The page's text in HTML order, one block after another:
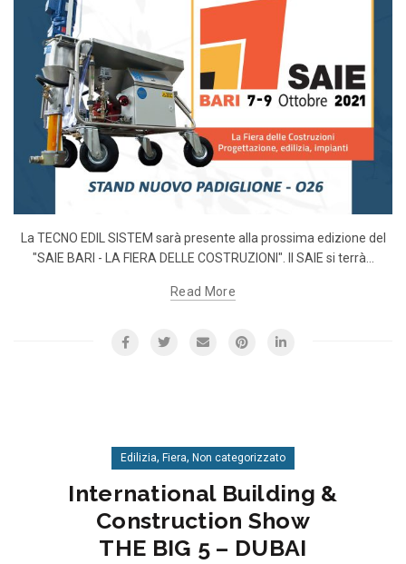
La TECNO EDIL SISTEM sarà presente alla prossima edizione del
"SAIE BARI - LA FIERA DELLE COSTRUZIONI". Il SAIE si terrà...
Read More
Edilizia, Fiera, Non categorizzato
International Building &
Construction Show
THE BIG 5 – DUBAI